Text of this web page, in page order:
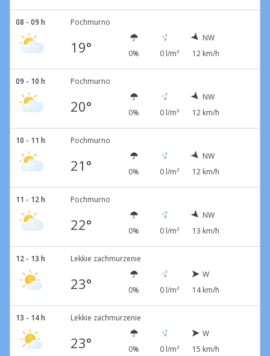
08 - 09 h Pochmurno
19° 0% 0 l/m²
NW
12 km/h
09 - 10 h Pochmurno
20° 0% 0 l/m²
NW
12 km/h
10 - 11 h Pochmurno
21° 0% 0 l/m²
NW
12 km/h
11 - 12 h Pochmurno
22° 0% 0 l/m²
NW
13 km/h
12 - 13 h Lekkie zachmurzenie
23° 0% 0 l/m²
W
14 km/h
13 - 14 h Lekkie zachmurzenie
23° 0% 0 l/m²
W
15 km/h